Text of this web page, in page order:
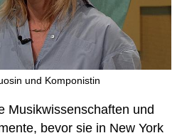
und Komponistin
Musikwissenschaften und
bevor sie in New York